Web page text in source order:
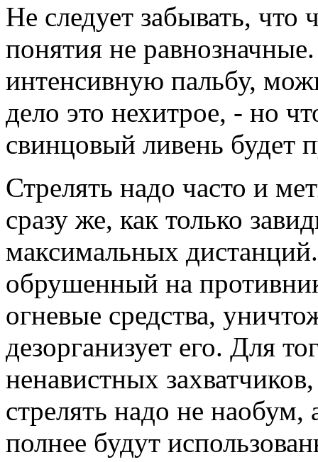
Не следует забывать, что
понятия не
интенсивную пальбу,
дело это нехитрое, - но
свинцовый ливень будет
Стрелять надо часто и
сразу же, как только
максимальных
обрушенный на
огневые средства,
дезорганизует его. Для
ненавистных
стрелять надо не
полнее будут